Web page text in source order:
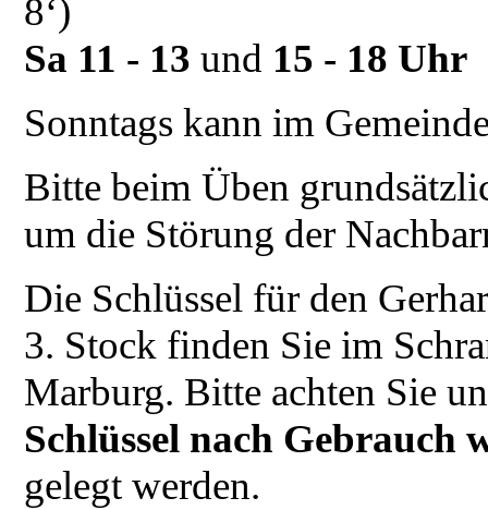
8‘)
Sa 11 - 13 und 15 - 18 Uhr
Sonntags kann im
Bitte beim Üben
um die Störung der
Die Schlüssel für den
3. Stock finden Sie im
Marburg. Bitte achten Sie
Schlüssel nach Gebrauch
gelegt werden.